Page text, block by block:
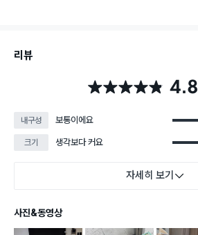
리뷰
별점 4.8점 4.8
내구성 보통이에요
크기 생각보다 커요
자세히 보기
사진&동영상